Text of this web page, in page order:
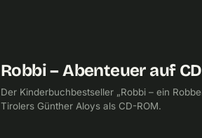
Robbi – Abenteuer auf
Der Kinderbuchbestseller „Robbi – ein
Tirolers Günther Aloys als CD-ROM.